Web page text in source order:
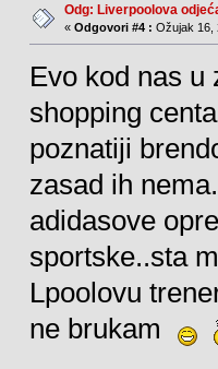
Odg: Liverpoolova
« Odgovori #4 : Ožujak 16,
Evo kod nas u
shopping
poznatiji
zasad ih
adidasove
sportske..sta
Lpoolovu
ne brukam